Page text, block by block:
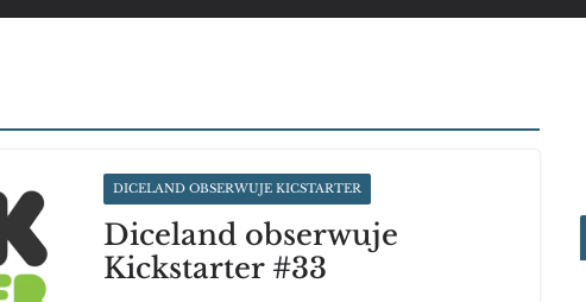
DICELAND OBSERWUJE KICSTARTER
Diceland obserwuje
Kickstarter #33